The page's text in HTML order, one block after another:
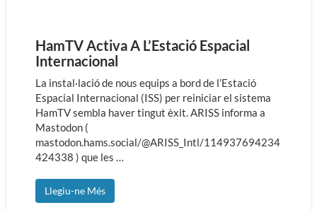
HamTV Activa A L’Estació Espacial
Internacional
La instal·lació de nous equips a bord de l’Estació
Espacial Internacional (ISS) per reiniciar el sistema
HamTV sembla haver tingut èxit. ARISS informa a
Mastodon (
mastodon.hams.social/@ARISS_Intl/114937694234
424338 ) que les …
Llegiu-ne Més